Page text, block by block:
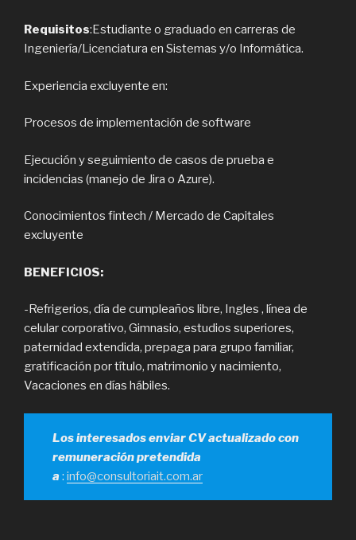
Requisitos:Estudiante o graduado en carreras de
Ingeniería/Licenciatura en Sistemas y/o Informática.
Experiencia excluyente en:
Procesos de implementación de software
Ejecución y seguimiento de casos de prueba e
incidencias (manejo de Jira o Azure).
Conocimientos fintech / Mercado de Capitales
excluyente
BENEFICIOS:
-Refrigerios, día de cumpleaños libre, Ingles , línea de
celular corporativo, Gimnasio, estudios superiores,
paternidad extendida, prepaga para grupo familiar,
gratificación por título, matrimonio y nacimiento,
Vacaciones en días hábiles.
Los interesados enviar CV actualizado con
remuneración pretendida
a: info@consultoriait.com.ar